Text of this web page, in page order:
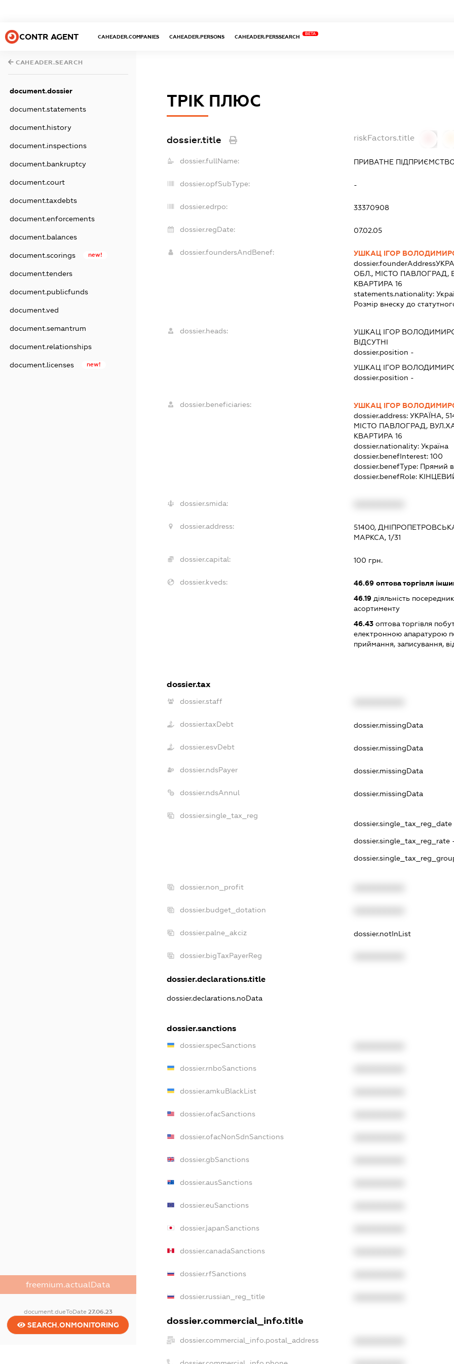
CONTR AGENT CAHEADER.COMPANIES CAHEADER.PERSONS CAHEADER.PERSSEARCH
BETA
CAHEADER.SEARCH
document.dossier
document.statements
document.history
document.inspections
document.bankruptcy
document.court
document.taxdebts
document.enforcements
document.balances
document.scorings new!
document.tenders
document.publicfunds
document.ved
document.semantrum
document.relationships
document.licenses new!
freemium.actualData
document.dueToDate 27.06.23
SEARCH.ONMONITORING
ТРІК ПЛЮС
dossier.title riskFactors.title
dossier.fullName: ПРИВАТНЕ
dossier.opfSubType: -
dossier.edrpo: 33370908
dossier.regDate: 07.02.05
dossier.foundersAndBenef:
УШКАЦ ІГОР
dossier.founderAddress
ОБЛ., МІСТО ПАВЛОГРАД,
КВАРТИРА 16
statements.nationality:
Розмір внеску до
dossier.heads: УШКАЦ ІГОР
ВІДСУТНІ
dossier.position -
УШКАЦ ІГОР
dossier.position -
dossier.beneficiaries:
УШКАЦ ІГОР
dossier.address:УКРАЇНА,
МІСТО ПАВЛОГРАД,
КВАРТИРА 16
dossier.nationality:Україна
dossier.benefInterest:100
dossier.benefType: Прямий
dossier.benefRole:
dossier.smida:
dossier.address:
51400,
МАРКСА, 1/31
dossier.capital: 100 грн.
dossier.kveds: 46.69 оптова торгівля
46.19 діяльність
асортименту
46.43 оптова торгівля
електронною апаратурою
приймання, записування,
dossier.tax
dossier.staff
dossier.taxDebt dossier.missingData
dossier.esvDebt dossier.missingData
dossier.ndsPayer dossier.missingData
dossier.ndsAnnul dossier.missingData
dossier.single_tax_reg
dossier.single_tax_reg_date -
dossier.single_tax_reg_rate
dossier.non_profit
dossier.budget_dotation
dossier.palne_akciz dossier.notInList
dossier.bigTaxPayerReg
dossier.declarations.title
dossier.declarations.noData
dossier.sanctions
dossier.specSanctions
dossier.rnboSanctions
dossier.amkuBlackList
dossier.ofacSanctions
dossier.ofacNonSdnSanctions
dossier.gbSanctions
dossier.ausSanctions
dossier.euSanctions
dossier.japanSanctions
dossier.canadaSanctions
dossier.rfSanctions
dossier.russian_reg_title
dossier.commercial_info.title
dossier.commercial_info.postal_address